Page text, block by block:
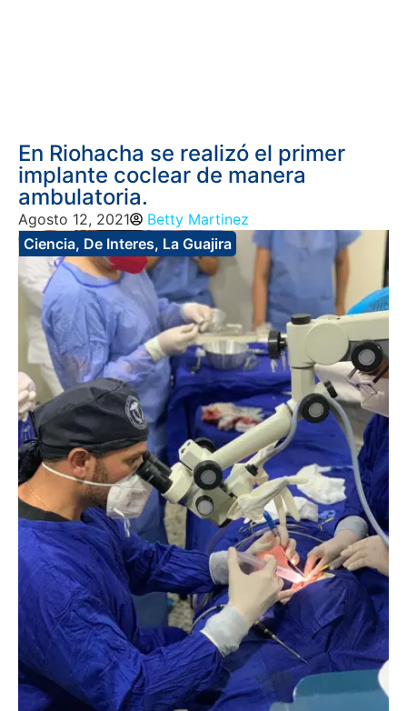
En Riohacha se realizó el primer
implante coclear de manera
ambulatoria.
Agosto 12, 2021
Betty Martinez
Ciencia, De Interes, La Guajira